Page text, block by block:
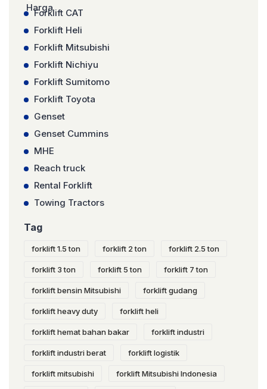
Forklift CAT
Forklift Heli
Forklift Mitsubishi
Forklift Nichiyu
Forklift Sumitomo
Forklift Toyota
Genset
Genset Cummins
MHE
Reach truck
Rental Forklift
Towing Tractors
Tag
forklift 1.5 ton forklift 2 ton forklift 2.5 ton
forklift 3 ton forklift 5 ton forklift 7 ton
forklift bensin Mitsubishi forklift gudang
forklift heavy duty forklift heli
forklift hemat bahan bakar forklift industri
forklift industri berat forklift logistik
forklift mitsubishi forklift Mitsubishi Indonesia